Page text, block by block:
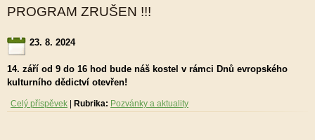
PROGRAM ZRUŠEN !!!
23. 8. 2024
14. září od 9 do 16 hod bude náš kostel v rámci Dnů evropského
kulturního dědictví otevřen!
Celý příspěvek Rubrika: Pozvánky a aktuality